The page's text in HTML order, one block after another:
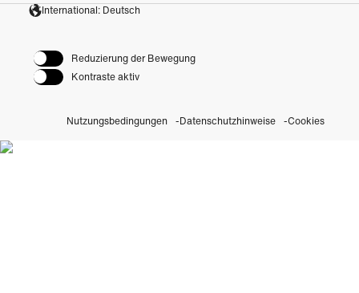
International: Deutsch
Reduzierung der Bewegung
Kontraste aktiv
Nutzungsbedingungen Datenschutzhinweise Cookies